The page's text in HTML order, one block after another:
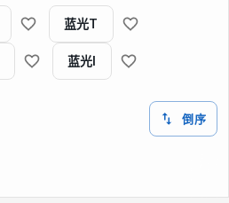
蓝光T
蓝光I
倒序